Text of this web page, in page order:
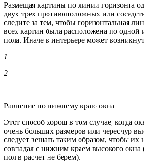
Размещая картины по линии горизонта
двух-трех противоположных или
следите за тем, чтобы горизонтальная
всех картин была расположена по одной
пола. Иначе в интерьере может
1
2
Равнение по нижнему краю окна
Этот способ хорош в том случае, когда
очень больших размеров или чересчур
следует вешать таким образом, чтобы
совпадал с нижним краем высокого окна
пол в расчет не берем).